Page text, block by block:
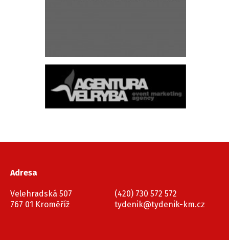
Adresa
Velehradská 507
767 01 Kroměříž
(420) 730 572 572
tydenik@tydenik-km.cz